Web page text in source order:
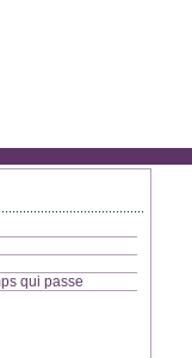
qui passe